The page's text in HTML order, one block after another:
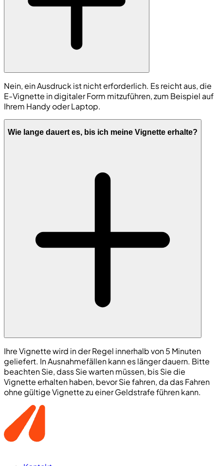
Nein, ein Ausdruck ist nicht erforderlich. Es reicht aus, die
E-Vignette in digitaler Form mitzuführen, zum Beispiel auf
Ihrem Handy oder Laptop.
Wie lange dauert es, bis ich meine Vignette erhalte?
Ihre Vignette wird in der Regel innerhalb von 5 Minuten
geliefert. In Ausnahmefällen kann es länger dauern. Bitte
beachten Sie, dass Sie warten müssen, bis Sie die
Vignette erhalten haben, bevor Sie fahren, da das Fahren
ohne gültige Vignette zu einer Geldstrafe führen kann.